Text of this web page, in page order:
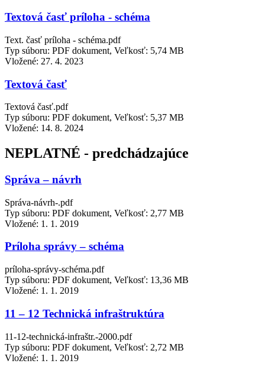
Textová časť príloha - schéma
Text. časť príloha - schéma.pdf
Typ súboru: PDF dokument, Veľkosť: 5,74 MB
Vložené: 27. 4. 2023
Textová časť
Textová časť.pdf
Typ súboru: PDF dokument, Veľkosť: 5,37 MB
Vložené: 14. 8. 2024
NEPLATNÉ - predchádzajúce
Správa – návrh
Správa-návrh-.pdf
Typ súboru: PDF dokument, Veľkosť: 2,77 MB
Vložené: 1. 1. 2019
Príloha správy – schéma
príloha-správy-schéma.pdf
Typ súboru: PDF dokument, Veľkosť: 13,36 MB
Vložené: 1. 1. 2019
11 – 12 Technická infraštruktúra
11-12-technická-infraštr.-2000.pdf
Typ súboru: PDF dokument, Veľkosť: 2,72 MB
Vložené: 1. 1. 2019